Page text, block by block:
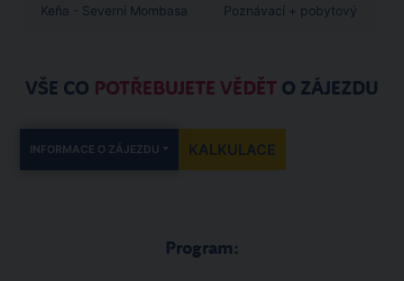
Keňa - Severní Mombasa Poznávací + pobytový
VŠE CO POTŘEBUJETE VĚDĚT O ZÁJEZDU
INFORMACE O ZÁJEZDU KALKULACE
Program: